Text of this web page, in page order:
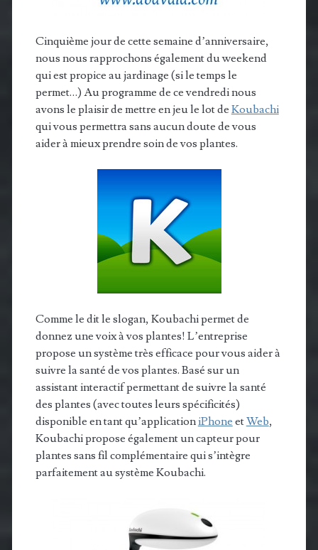
Cinquième jour de cette semaine d’anniversaire,
nous nous rapprochons également du weekend
qui est propice au jardinage (si le temps le
permet…) Au programme de ce vendredi nous
avons le plaisir de mettre en jeu le lot de Koubachi
qui vous permettra sans aucun doute de vous
aider à mieux prendre soin de vos plantes.
Comme le dit le slogan, Koubachi permet de
donnez une voix à vos plantes! L’entreprise
propose un système très efficace pour vous aider à
suivre la santé de vos plantes. Basé sur un
assistant interactif permettant de suivre la santé
des plantes (avec toutes leurs spécificités)
disponible en tant qu’applicationiPhone etWeb,
Koubachi propose également un capteur pour
plantes sans fil complémentaire qui s’intègre
parfaitement au système Koubachi.